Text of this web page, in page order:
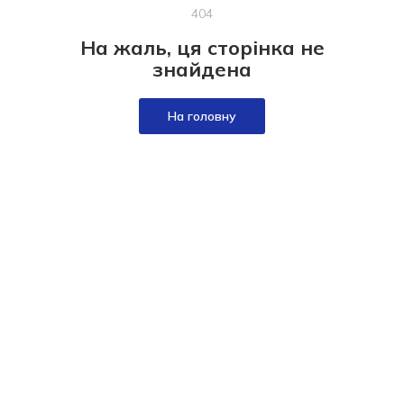
404
На жаль, ця сторінка не
знайдена
На головну